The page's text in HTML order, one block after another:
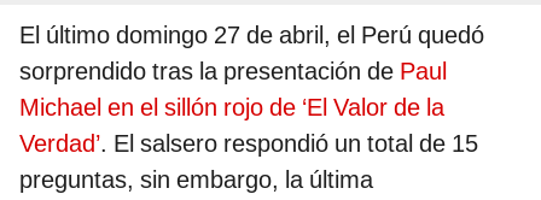
El último domingo 27 de abril, el Perú quedó
sorprendido tras la presentación de Paul
Michael en el sillón rojo de ‘El Valor de la
Verdad’. El salsero respondió un total de 15
preguntas, sin embargo, la última